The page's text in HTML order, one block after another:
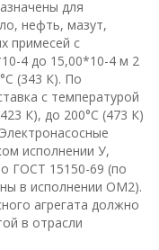
для
нефть, мазут,
примесей с
4 до 15,00*10-4 м 2
(343 К). По
с температурой
К), до 200°С (473 К)
исполнении У,
ГОСТ 15150-69 (по
в исполнении ОМ2).
агрегата должно
в отрасли